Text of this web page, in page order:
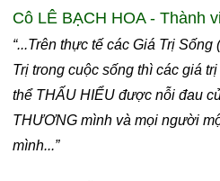
Cô LÊ BẠCH HOA - Thành
“...Trên thực tế các Giá Trị
Trị trong cuộc sống thì các giá
thể THẤU HIỂU được nỗi đau
THƯƠNG mình và mọi người
mình...”